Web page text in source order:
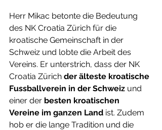
Herr Mikac betonte die Bedeutung
des NK Croatia Zürich für die
kroatische Gemeinschaft in der
Schweiz und lobte die Arbeit des
Vereins. Er unterstrich, dass der NK
Croatia Zürich der älteste kroatische
Fussballverein in der Schweiz und
einer der besten kroatischen
Vereine im ganzen Land ist. Zudem
hob er die lange Tradition und die